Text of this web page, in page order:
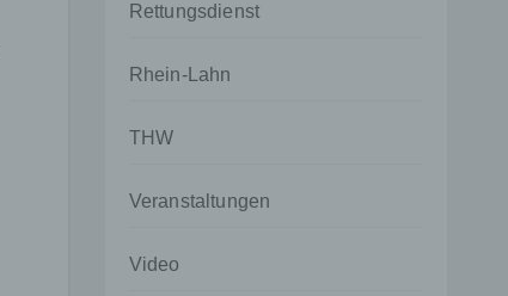
Rettungsdienst
Rhein-Lahn
THW
Veranstaltungen
Video